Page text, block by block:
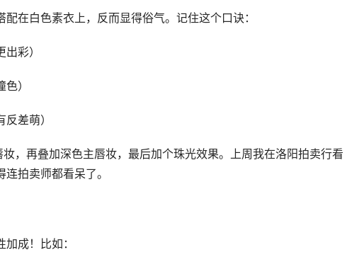
在白色素衣上，反而显得俗气。记住这个口诀：
彩）
）
差萌）
，再叠加深色主唇妆，最后加个珠光效果。上周我在洛阳拍卖行看
拍卖师都看呆了。
成！比如：